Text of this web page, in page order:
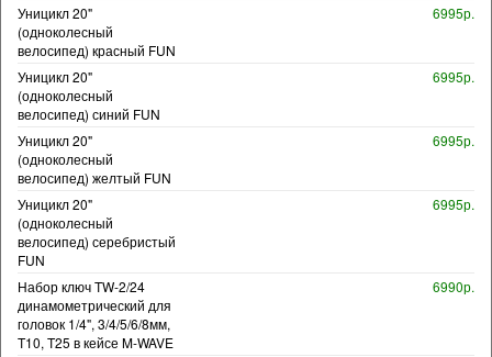
Уницикл 20"
(одноколесный
велосипед) красный FUN
6995р.
Уницикл 20"
(одноколесный
велосипед) синий FUN
6995р.
Уницикл 20"
(одноколесный
велосипед) желтый FUN
6995р.
Уницикл 20"
(одноколесный
велосипед) серебристый
FUN
6995р.
Набор ключ TW-2/24
динамометрический для
головок 1/4", 3/4/5/6/8мм,
T10, T25 в кейсе M-WAVE
6990р.